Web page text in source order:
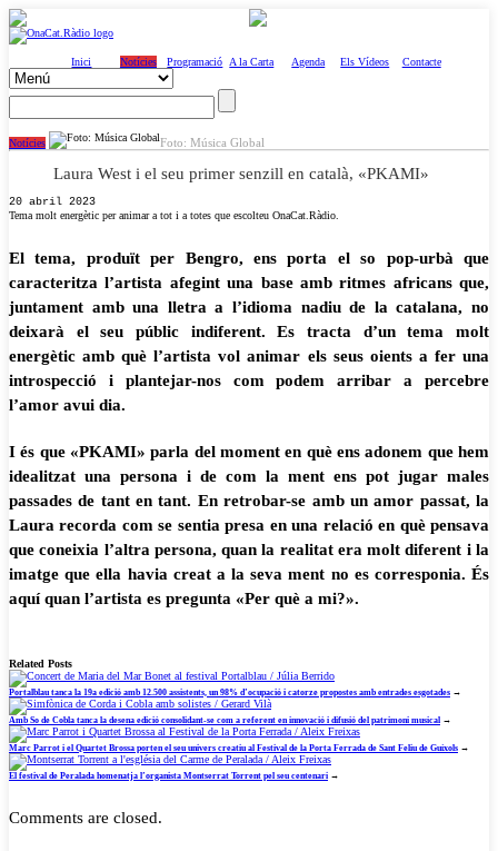
Inici Notícies Programació A la Carta Agenda Els Vídeos Contacte
Notícies Foto: Música Global
Laura West i el seu primer senzill en català, «PKAMI»
20 abril 2023
Tema molt energètic per animar a tot i a totes que escolteu OnaCat.Ràdio.
El tema, produït per Bengro, ens porta el so pop-urbà que
caracteritza l’artista afegint una base amb ritmes africans que,
juntament amb una lletra a l’idioma nadiu de la catalana, no
deixarà el seu públic indiferent. Es tracta d’un tema molt
energètic amb què l’artista vol animar els seus oients a fer una
introspecció i plantejar-nos com podem arribar a percebre
l’amor avui dia.
I és que «PKAMI» parla del moment en què ens adonem que hem
idealitzat una persona i de com la ment ens pot jugar males
passades de tant en tant. En retrobar-se amb un amor passat, la
Laura recorda com se sentia presa en una relació en què pensava
que coneixia l’altra persona, quan la realitat era molt diferent i la
imatge que ella havia creat a la seva ment no es corresponia. És
aquí quan l’artista es pregunta «Per què a mi?».
Related Posts
Portalblau tanca la 19a edició amb 12.500 assistents, un 98% d’ocupació i catorze propostes amb entrades esgotades →
Amb So de Cobla tanca la desena edició consolidant-se com a referent en innovació i difusió del patrimoni musical →
Marc Parrot i el Quartet Brossa porten el seu univers creatiu al Festival de la Porta Ferrada de Sant Feliu de Guíxols →
El festival de Peralada homenatja l’organista Montserrat Torrent pel seu centenari →
Comments are closed.